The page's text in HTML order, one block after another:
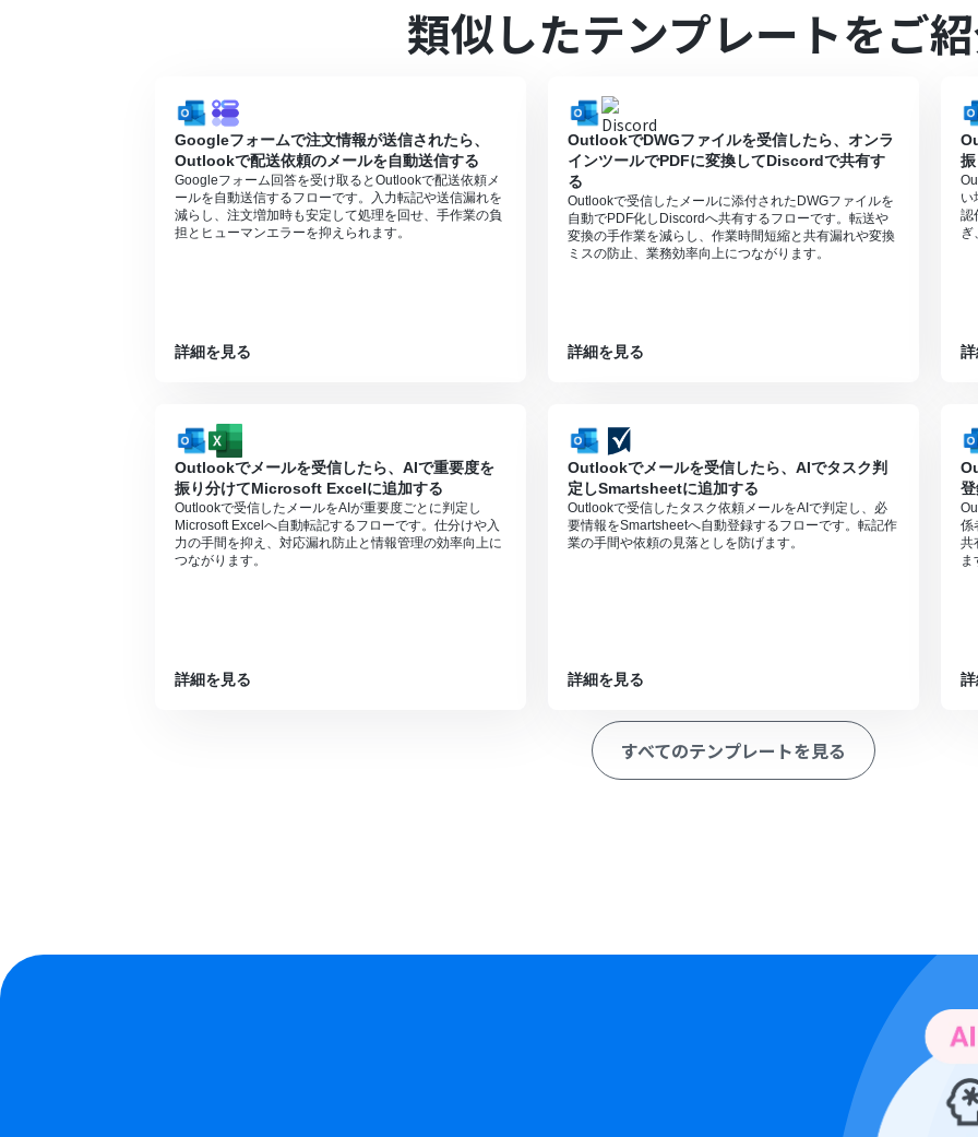
Microsoft365（旧Office365）には、家庭向けプランと一般法人向けプラン（Microsoft365 Business）があり、
トリガーは5分、10分、15分、30分、60分の間隔で起動間隔を選択できます。
類似したテンプレートをご
Googleフォームで注文情報が送信されたら、
Outlookで配送依頼のメールを自動送信する
Googleフォーム回答を受け取るとOutlookで配送依頼メ
ールを自動送信するフローです。入力転記や送信漏れを
減らし、注文増加時も安定して処理を回せ、手作業の負
担とヒューマンエラーを抑えられます。
詳細を見る
OutlookでDWGファイルを受信したら、オンラ
インツールでPDFに変換してDiscordで共有す
る
Outlookで受信したメールに添付されたDWGファイルを
自動でPDF化しDiscordへ共有するフローです。転送や
変換の手作業を減らし、作業時間短縮と共有漏れや変換
ミスの防止、業務効率向上につながります。
詳細を見る
い
認
Outlookでメールを受信したら、AIで重要度を
振り分けてMicrosoft Excelに追加する
Outlookで受信したメールをAIが重要度ごとに判定し
Microsoft Excelへ自動転記するフローです。仕分けや入
力の手間を抑え、対応漏れ防止と情報管理の効率向上に
つながります。
詳細を見る
Outlookでメールを受信したら、AIでタスク判
定しSmartsheetに追加する
Outlookで受信したタスク依頼メールをAIで判定し、必
要情報をSmartsheetへ自動登録するフローです。転記作
業の手間や依頼の見落としを防げます。
詳細を見る
係
共
ま
すべてのテンプレートを見る